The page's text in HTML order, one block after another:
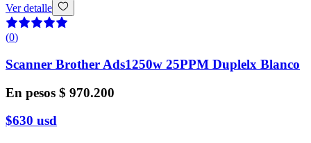
Ver detalle
(0)
Scanner Brother Ads1250w 25PPM Duplelx Blanco
En pesos $ 970.200
$630 usd